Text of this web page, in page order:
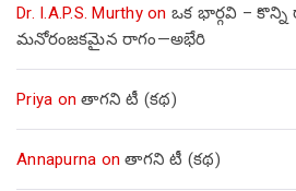
Dr. I.A.P.S. Murthyon ఒక భార్గవి – కొన్ని
మనోరంజకమైన రాగం—అభేరి
Priya onతాగని టీ (కథ)
Annapurna onతాగని టీ (కథ)